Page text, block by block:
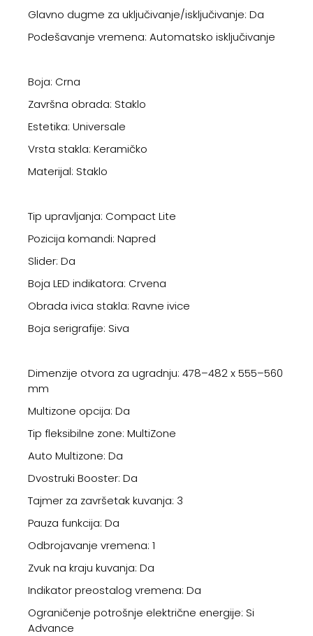
Glavno dugme za uključivanje/isključivanje: Da
Podešavanje vremena: Automatsko isključivanje
Boja: Crna
Završna obrada: Staklo
Estetika: Universale
Vrsta stakla: Keramičko
Materijal: Staklo
Tip upravljanja: Compact Lite
Pozicija komandi: Napred
Slider: Da
Boja LED indikatora: Crvena
Obrada ivica stakla: Ravne ivice
Boja serigrafije: Siva
Dimenzije otvora za ugradnju: 478–482 x 555–560
mm
Multizone opcija: Da
Tip fleksibilne zone: MultiZone
Auto Multizone: Da
Dvostruki Booster: Da
Tajmer za završetak kuvanja: 3
Pauza funkcija: Da
Odbrojavanje vremena: 1
Zvuk na kraju kuvanja: Da
Indikator preostalog vremena: Da
Ograničenje potrošnje električne energije: Si
Advance